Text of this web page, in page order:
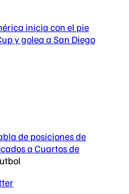
inicia con el pie
y golea a San Diego
de posiciones de
a Cuartos de